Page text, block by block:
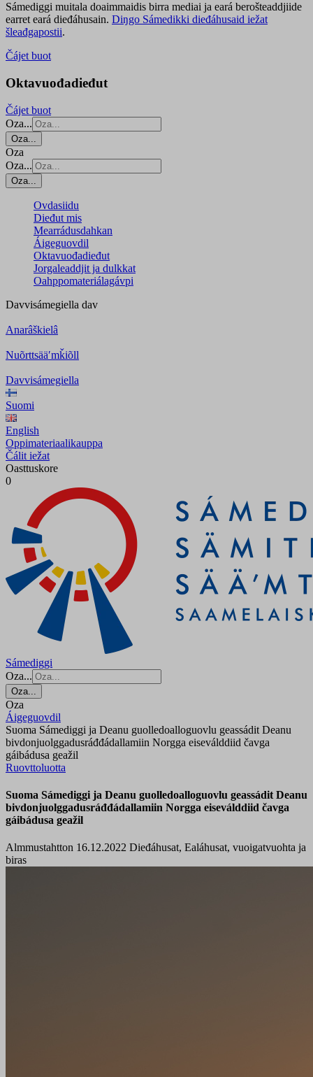
Sámediggi muitala doaimmaidis birra mediai ja eará berošteaddjiide
earret eará dieđáhusain. Diŋgo Sámedikki dieđáhusaid iežat
šleađgapostii.
Čájet buot
Oktavuođadieđut
Čájet buot
Oza...
Oza...
Oza
Oza...
Oza...
Ovdasiidu
Dieđut mis
Mearrádusdahkan
Áigeguovdil
Oktavuođadieđut
Jorgaleaddjit ja dulkkat
Oahppomateriálagávpi
Davvisámegiella dav
Anarâškielâ
Nuõrttsääʹmǩiõll
Davvisámegiella
Suomi
English
Oppimateriaalikauppa
Čálit iežat
Oasttuskore
0
Sámediggi
Oza...
Oza...
Oza
Áigeguovdil
Suoma Sámediggi ja Deanu guolledoalloguovlu geassádit Deanu
bivdonjuolggadusráđđádallamiin Norgga eiseválddiid čavga
gáibádusa geažil
Ruovttoluotta
Suoma Sámediggi ja Deanu guolledoalloguovlu geassádit Deanu
bivdonjuolggadusráđđádallamiin Norgga eiseválddiid čavga
gáibádusa geažil
Almmustahtton 16.12.2022 Dieđáhusat, Ealáhusat, vuoigatvuohta ja
biras